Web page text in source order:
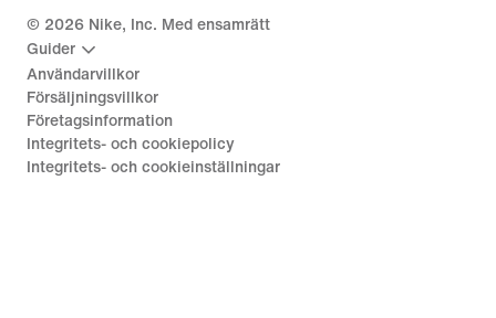
© 2026 Nike, Inc. Med ensamrätt
Guider
Användarvillkor
Försäljningsvillkor
Företagsinformation
Integritets- och cookiepolicy
Integritets- och cookieinställningar